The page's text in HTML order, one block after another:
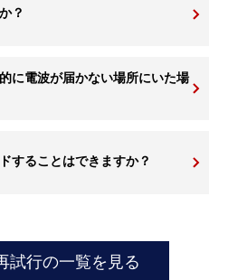
？
に電波が届かない場所にいた場
することはできますか？
試行の一覧を見る